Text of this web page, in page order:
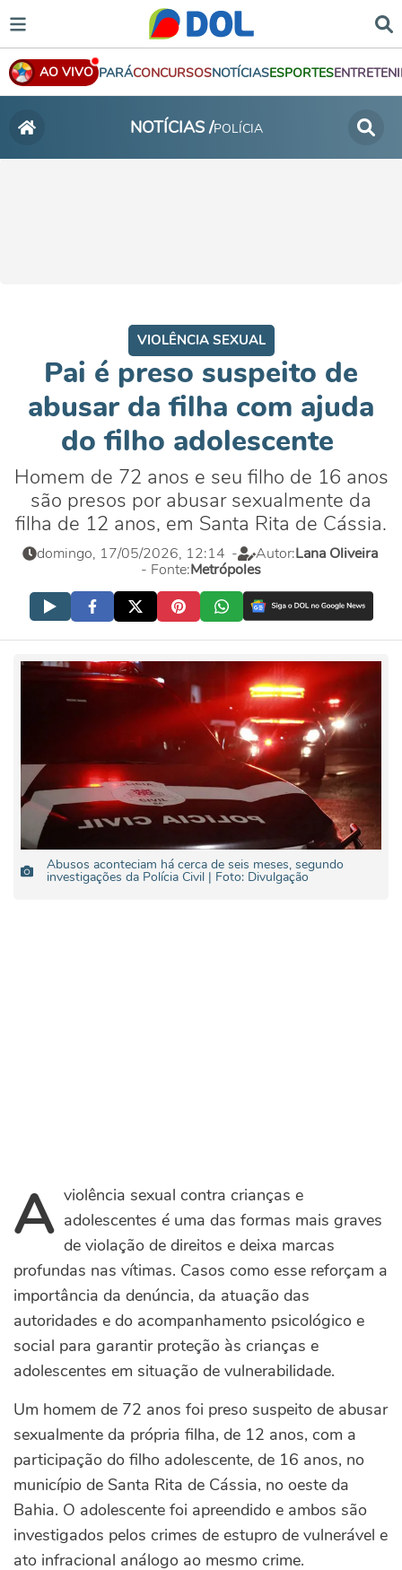
AO VIVO PARÁCONCURSOSNOTÍCIASESPORTES
NOTÍCIAS /POLÍCIA
VIOLÊNCIA SEXUAL
Pai é preso suspeito de
abusar da filha com ajuda
do filho adolescente
Homem de 72 anos e seu filho de 16 anos
são presos por abusar sexualmente da
filha de 12 anos, em Santa Rita de Cássia.
domingo, 17/05/2026, 12:14 - Autor:Lana Oliveira
- Fonte:Metrópoles
Abusos aconteciam há cerca de seis meses, segundo
investigações da Polícia Civil | Foto: Divulgação
Aviolência sexual contra crianças e
adolescentes é uma das formas mais graves
de violação de direitos e deixa marcas
profundas nas vítimas. Casos como esse reforçam a
importância da denúncia, da atuação das
autoridades e do acompanhamento psicológico e
social para garantir proteção às crianças e
adolescentes em situação de vulnerabilidade.
Um homem de 72 anos foi preso suspeito de abusar
sexualmente da própria filha, de 12 anos, com a
participação do filho adolescente, de 16 anos, no
município de Santa Rita de Cássia, no oeste da
Bahia. O adolescente foi apreendido e ambos são
investigados pelos crimes de estupro de vulnerável e
ato infracional análogo ao mesmo crime.